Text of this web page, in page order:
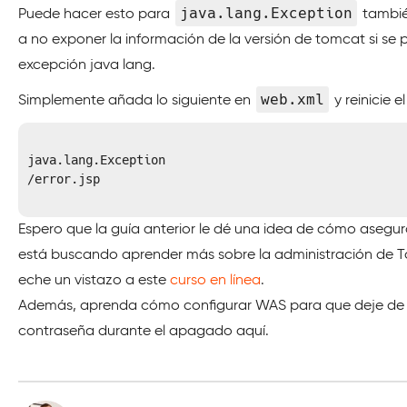
Puede hacer esto para java.lang.Exception
a no exponer la información de la versión de tomcat si se
excepción java lang.
Simplemente añada lo siguiente en web.xml y reinicie
java.lang.Exception
/error.jsp
Espero que la guía anterior le dé una idea de cómo
está buscando aprender más sobre la administración de
eche un vistazo a este curso en línea.
Además, aprenda cómo configurar WAS para que deje de
contraseña durante el apagado aquí.